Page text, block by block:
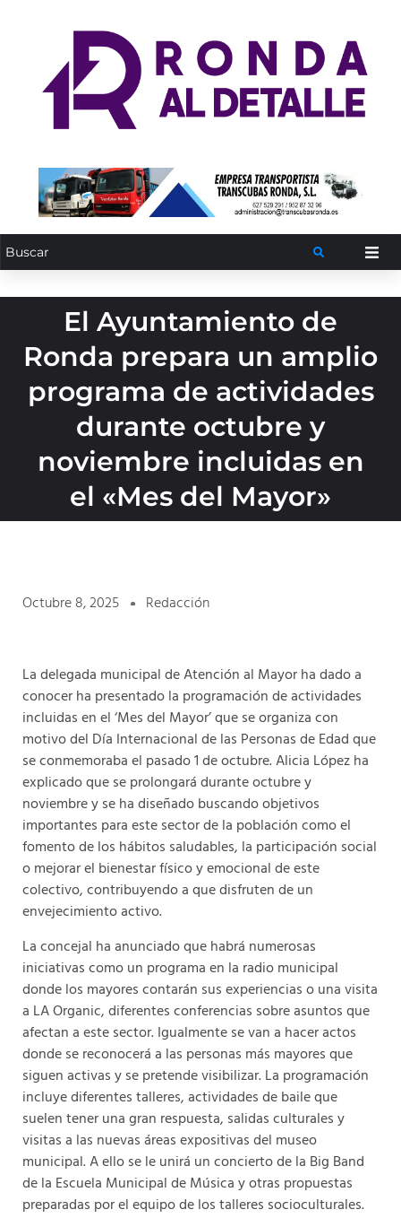
El Ayuntamiento de
Ronda prepara un amplio
programa de actividades
durante octubre y
noviembre incluidas en
el «Mes del Mayor»
Octubre 8, 2025 Redacción
La delegada municipal de Atención al Mayor ha dado a
conocer ha presentado la programación de actividades
incluidas en el ‘Mes del Mayor’ que se organiza con
motivo del Día Internacional de las Personas de Edad que
se conmemoraba el pasado 1 de octubre. Alicia López ha
explicado que se prolongará durante octubre y
noviembre y se ha diseñado buscando objetivos
importantes para este sector de la población como el
fomento de los hábitos saludables, la participación social
o mejorar el bienestar físico y emocional de este
colectivo, contribuyendo a que disfruten de un
envejecimiento activo.
La concejal ha anunciado que habrá numerosas
iniciativas como un programa en la radio municipal
donde los mayores contarán sus experiencias o una visita
a LA Organic, diferentes conferencias sobre asuntos que
afectan a este sector. Igualmente se van a hacer actos
donde se reconocerá a las personas más mayores que
siguen activas y se pretende visibilizar. La programación
incluye diferentes talleres, actividades de baile que
suelen tener una gran respuesta, salidas culturales y
visitas a las nuevas áreas expositivas del museo
municipal. A ello se le unirá un concierto de la Big Band
de la Escuela Municipal de Música y otras propuestas
preparadas por el equipo de los talleres socioculturales.